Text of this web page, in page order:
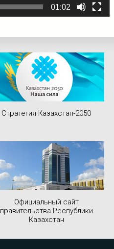
01:02
Стратегия Казахстан-2050
Официальный сайт
правительства Республики
Казахстан